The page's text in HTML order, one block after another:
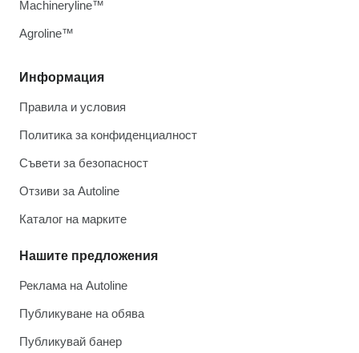
Информация
Правила и условия
Политика за конфиденциалност
Съвети за безопасност
Отзиви за Autoline
Каталог на марките
Нашите предложения
Реклама на Autoline
Публикуване на обява
Публикувай банер
Machineryline™
Agroline™